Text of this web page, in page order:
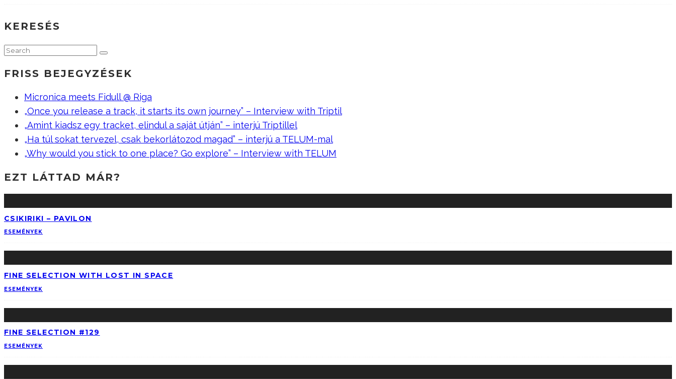
KERESÉS
FRISS BEJEGYZÉSEK
Micronica meets Fidull @ Riga
„Once you release a track, it starts its own journey” – Interview with Triptil
„Amint kiadsz egy tracket, elindul a saját útján” – interjú Triptillel
„Ha túl sokat tervezel, csak bekorlátozod magad” – interjú a TELUM-mal
„Why would you stick to one place? Go explore” – Interview with TELUM
EZT LÁTTAD MÁR?
CSIKIRIKI – PAVILON
ESEMÉNYEK
FINE SELECTION WITH LOST IN SPACE
ESEMÉNYEK
FINE SELECTION #129
ESEMÉNYEK